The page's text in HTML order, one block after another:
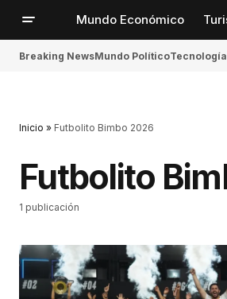
Mundo Económico
Breaking NewsMundo PolíticoTecnología
Inicio » Futbolito Bimbo 2026
Futbolito
1 publicación